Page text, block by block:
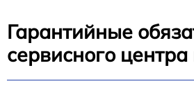
Гарантийные
сервисного